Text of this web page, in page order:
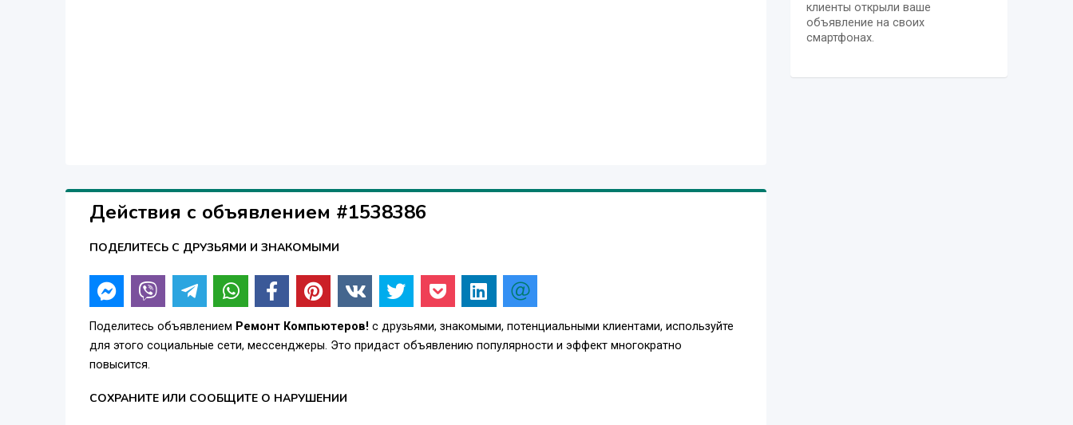
Действия с объявлением #1538386
ПОДЕЛИТЕСЬ С ДРУЗЬЯМИ И ЗНАКОМЫМИ
Поделитесь объявлением Ремонт Компьютеров! с друзьями, знакомыми, потенциальными клиентами, используйте
для этого социальные сети, мессенджеры. Это придаст объявлению популярности и эффект многократно
повысится.
СОХРАНИТЕ ИЛИ СООБЩИТЕ О НАРУШЕНИИ
клиенты открыли ваше
объявление на своих
смартфонах.